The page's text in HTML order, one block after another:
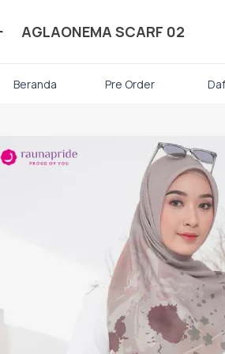
AGLAONEMA SCARF 02
Beranda Pre Order
Kaos kaki
Gamis Dewasa